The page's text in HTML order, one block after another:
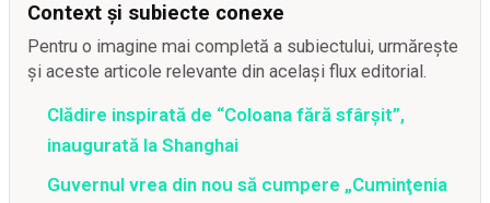
Context și subiecte conexe
Pentru o imagine mai completă a subiectului, urmărește
și aceste articole relevante din același flux editorial.
Clădire inspirată de “Coloana fără sfârşit”,
inaugurată la Shanghai
Guvernul vrea din nou să cumpere „Cuminţenia